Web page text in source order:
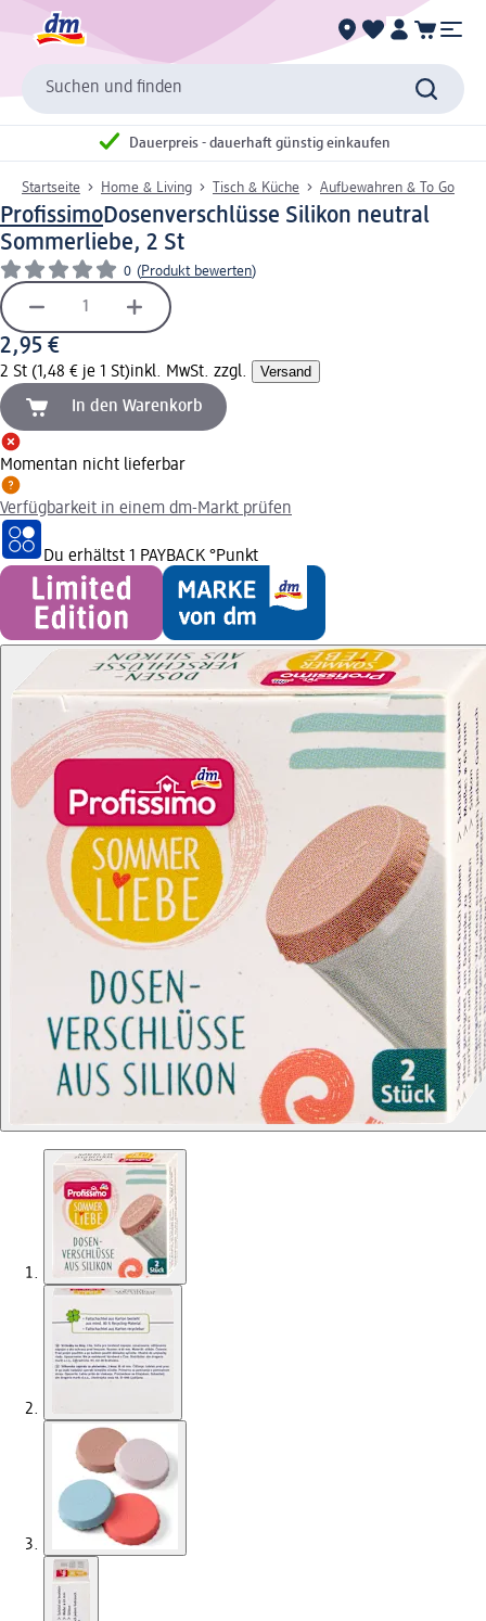
Suchen und finden
Dauerpreis - dauerhaft günstig einkaufen
Startseite Home & Living Tisch & Küche Aufbewahren & To Go
ProfissimoDosenverschlüsse Silikon neutral
Sommerliebe, 2 St
0 (Produkt bewerten)
2,95 €
2 St (1,48 € je 1 St)inkl. MwSt. zzgl. Versand
In den Warenkorb
Momentan nicht lieferbar
Verfügbarkeit in einem dm-Markt prüfen
Du erhältst 1 PAYBACK °Punkt